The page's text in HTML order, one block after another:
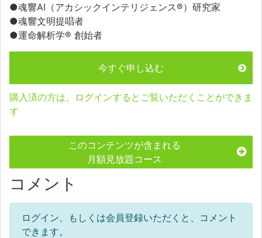
●魂響AI（アカシックインテリジェンス®）研究家
●魂響文明提唱者
●運命解析学® 創始者
今すぐ申し込む
購入済の方は、ログインするとご覧いただくことができま
す
このコンテンツが含まれる
月額見放題コース
コメント
ログイン、もしくは会員登録いただくと、コメント
できます。